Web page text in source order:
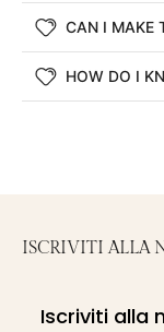
CAN I MAKE
HOW DO I
ISCRIVITI ALLA
Iscriviti alla